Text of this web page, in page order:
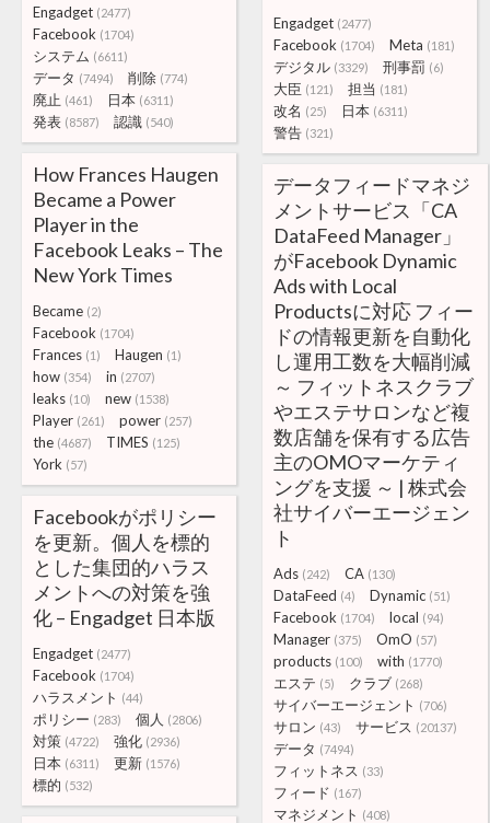
Engadget (2477)
Facebook (1704) Meta (181)
デジタル (3329) 刑事罰 (6)
大臣 (121) 担当 (181)
改名 (25) 日本 (6311)
警告 (321)
Engadget (2477)
Facebook (1704)
システム (6611)
データ (7494) 削除 (774)
廃止 (461) 日本 (6311)
発表 (8587) 認識 (540)
How Frances Haugen
Became a Power
Player in the
Facebook Leaks – The
New York Times
Became (2)
Facebook (1704)
Frances (1) Haugen (1)
how (354) in (2707)
leaks (10) new (1538)
Player (261) power (257)
the (4687) TIMES (125)
York (57)
データフィードマネジ
メントサービス「CA
DataFeed Manager」
がFacebook Dynamic
Ads with Local
Productsに対応 フィー
ドの情報更新を自動化
し運用工数を大幅削減
～ フィットネスクラブ
やエステサロンなど複
数店舗を保有する広告
主のOMOマーケティ
ングを支援 ～ | 株式会
社サイバーエージェン
ト
Ads (242) CA (130)
DataFeed (4) Dynamic (51)
Facebook (1704) local (94)
Manager (375) OmO (57)
products (100) with (1770)
エステ (5) クラブ (268)
サイバーエージェント (706)
サロン (43) サービス (20137)
データ (7494)
フィットネス (33)
フィード (167)
マネジメント (408)
Facebookがポリシー
を更新。個人を標的
とした集団的ハラス
メントへの対策を強
化 – Engadget 日本版
Engadget (2477)
Facebook (1704)
ハラスメント (44)
ポリシー (283) 個人 (2806)
対策 (4722) 強化 (2936)
日本 (6311) 更新 (1576)
標的 (532)